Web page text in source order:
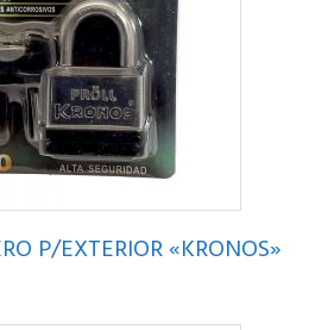
P/EXTERIOR «KRONOS»